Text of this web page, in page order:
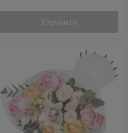
Уточнити